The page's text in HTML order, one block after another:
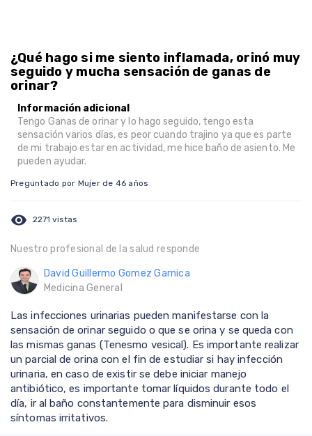
¿Qué hago si me siento inflamada, orinó muy
seguido y mucha sensación de ganas de
orinar?
Información adicional
Tengo Ganas de orinar y lo hago seguido, tengo esta
sensación varios días, es peor cuando trajino ya que es parte
de mi trabajo estar en actividad, me hice baño de asiento. Me
pueden ayudar.
Preguntado por Mujer de 46 años
visibility 2271 vistas
Nuestro profesional de la salud responde
David Guillermo Gomez Garnica
Medicina General
Las infecciones urinarias pueden manifestarse con la
sensación de orinar seguido o que se orina y se queda con
las mismas ganas (Tenesmo vesical). Es importante realizar
un parcial de orina con el fin de estudiar si hay infección
urinaria, en caso de existir se debe iniciar manejo
antibiótico, es importante tomar líquidos durante todo el
día, ir al baño constantemente para disminuir esos
síntomas irritativos.